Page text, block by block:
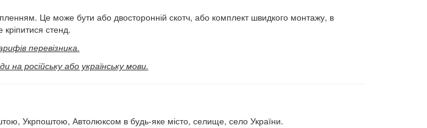
Це може бути або двосторонній скотч, або комплект швидкого монтажу, в
кріпитися стенд.
перевізника.
російську або українську мови.
Укрпоштою, Автолюксом в будь-яке місто, селище, село України.